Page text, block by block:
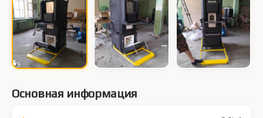
Основная информация